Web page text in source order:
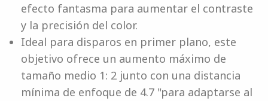
efecto fantasma para aumentar el contraste
y la precisión del color.
Ideal para disparos en primer plano, este
objetivo ofrece un aumento máximo de
tamaño medio 1: 2 junto con una distancia
mínima de enfoque de 4.7 "para adaptarse al